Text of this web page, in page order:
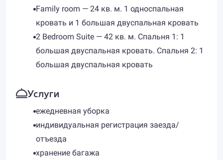
Family room — 24 кв. м. 1 односпальная
кровать и 1 большая двуспальная кровать
2 Bedroom Suite — 42 кв. м. Спальня 1: 1
большая двуспальная кровать. Спальня 2: 1
большая двуспальная кровать
Услуги
ежедневная уборка
индивидуальная регистрация заезда/
отъезда
хранение багажа